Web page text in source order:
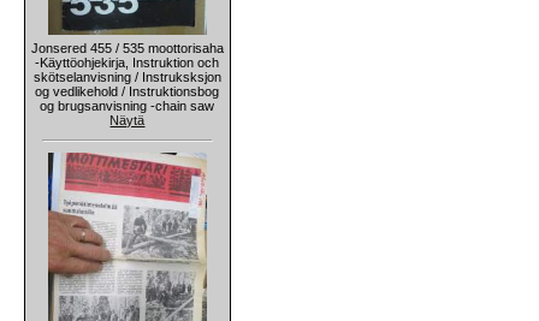
Jonsered 455 / 535 moottorisaha
-Käyttöohjekirja, Instruktion och
skötselanvisning / Instruksksjon
og vedlikehold / Instruktionsbog
og brugsanvisning -chain saw
Näytä